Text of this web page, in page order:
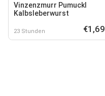
Vinzenzmurr Pumuckl
Kalbsleberwurst
23 Stunden €1,69